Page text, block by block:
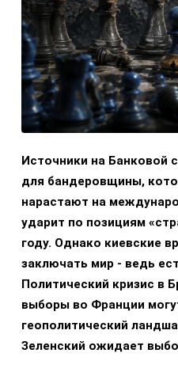
Источники на Банковой
для бандеровщины,
нарастают на
ударит по позициям
году. Однако киевские
заключать мир - ведь
Политический кризис в
выборы во Франции
геополитический
Зеленский ожидает